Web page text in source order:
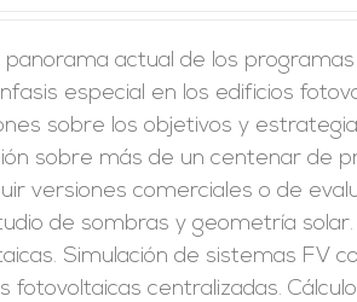
actual de los programas
especial en los edificios
sobre los objetivos y
sobre más de un centenar de
versiones comerciales o de
de sombras y geometría
Simulación de sistemas FV
fotovoltaicas centralizadas.